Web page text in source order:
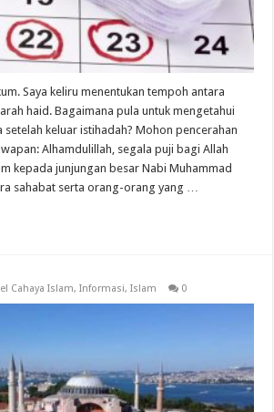
Saya keliru menentukan tempoh antara
haid. Bagaimana pula untuk mengetahui
setelah keluar istihadah? Mohon pencerahan
Alhamdulillah, segala puji bagi Allah
kepada junjungan besar Nabi Muhammad
sahabat serta orang-orang yang …
Cahaya Islam,Informasi,Islam 0